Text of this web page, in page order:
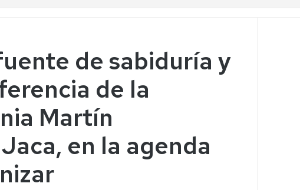
de sabiduría y
de la
Martín
en la agenda